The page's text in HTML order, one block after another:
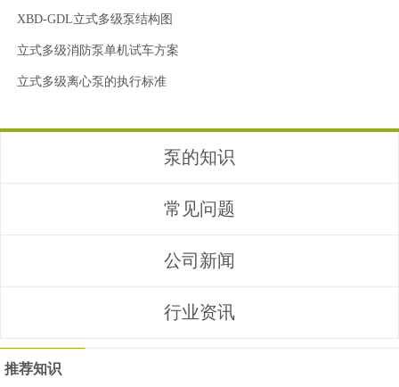
XBD-GDL立式多级泵结构图
立式多级消防泵单机试车方案
立式多级离心泵的执行标准
泵的知识
常见问题
公司新闻
行业资讯
推荐知识